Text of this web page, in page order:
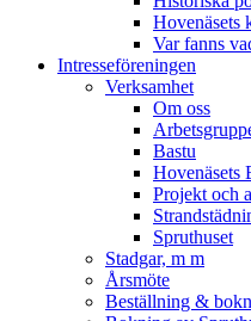
Hovenäsets
Var fanns
Intresseföreningen
Verksamhet
Om oss
Bastu
Hovenäsets
Projekt och
Spruthuset
Stadgar, m m
Årsmöte
Beställning &